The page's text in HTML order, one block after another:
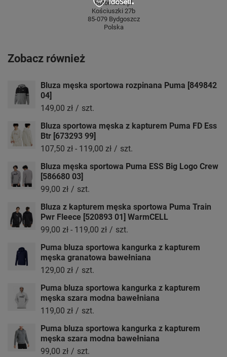
Butomania.pl
Kościuszki 27b
85-079 Bydgoszcz
Polska
Zobacz również
Bluza męska sportowa rozpinana Puma [849842
04]
149,00 zł / szt.
Bluza sportowa męska z kapturem Puma FD Ess
Btr [673293 99]
107,50 zł - 119,00 zł / szt.
Bluza męska sportowa Puma ESS Big Logo Crew
[586680 03]
99,00 zł / szt.
Bluza z kapturem męska sportowa Puma Train
Pwr Fleece [520893 01] WarmCELL
99,00 zł - 119,00 zł / szt.
Puma bluza sportowa kangurka z kapturem
męska granatowa bawełniana
129,00 zł / szt.
Puma bluza sportowa kangurka z kapturem
męska szara modna bawełniana
119,00 zł / szt.
Puma bluza sportowa kangurka z kapturem
męska szara modna bawełniana
99,00 zł / szt.